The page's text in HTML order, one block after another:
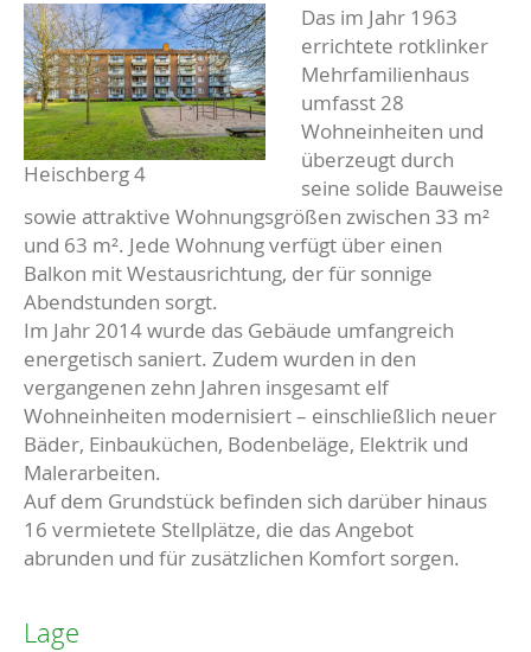
Heischberg 4
Beschreibung
Das im Jahr 1963
errichtete rotklinker
Mehrfamilienhaus
umfasst 28
Wohneinheiten und
überzeugt durch
seine solide Bauweise
sowie attraktive Wohnungsgrößen zwischen 33 m²
und 63 m². Jede Wohnung verfügt über einen
Balkon mit Westausrichtung, der für sonnige
Abendstunden sorgt.
Im Jahr 2014 wurde das Gebäude umfangreich
energetisch saniert. Zudem wurden in den
vergangenen zehn Jahren insgesamt elf
Wohneinheiten modernisiert – einschließlich neuer
Bäder, Einbauküchen, Bodenbeläge, Elektrik und
Malerarbeiten.
Auf dem Grundstück befinden sich darüber hinaus
16 vermietete Stellplätze, die das Angebot
abrunden und für zusätzlichen Komfort sorgen.
Lage